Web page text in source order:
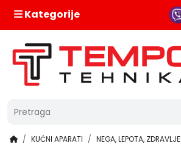
Kategorije
KUĆNI APARATI NEGA, LEPOTA, ZDRAVLJE